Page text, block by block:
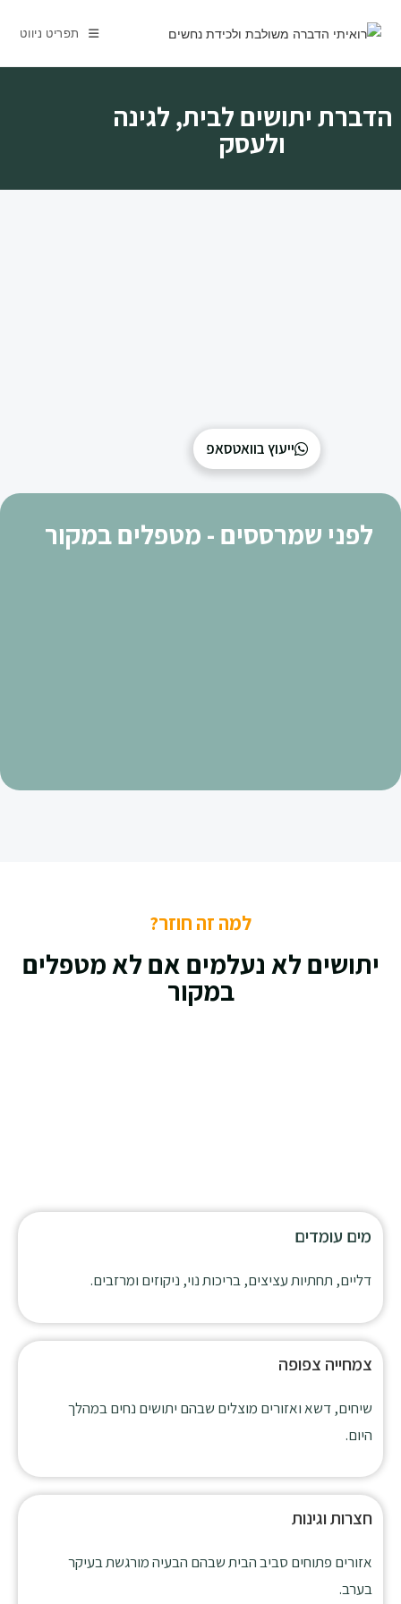
תפריט ניווט
הדברת יתושים לבית, לגינה
ולעסק
ייעוץ בוואטסאפ
לפני שמרססים - מטפלים במקור
למה זה חוזר?
יתושים לא נעלמים אם לא מטפלים
במקור
מים עומדים
דליים, תחתיות עציצים, בריכות נוי, ניקוזים ומרזבים.
צמחייה צפופה
שיחים, דשא ואזורים מוצלים שבהם יתושים נחים במהלך
היום.
חצרות וגינות
אזורים פתוחים סביב הבית שבהם הבעיה מורגשת בעיקר
בערב.